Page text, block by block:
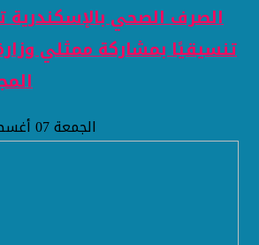
الصرف الصحي
تنسيقيًا بمشاركة ممثلي
الجمعة 07 أغسطس 2026 03:47 مساءً